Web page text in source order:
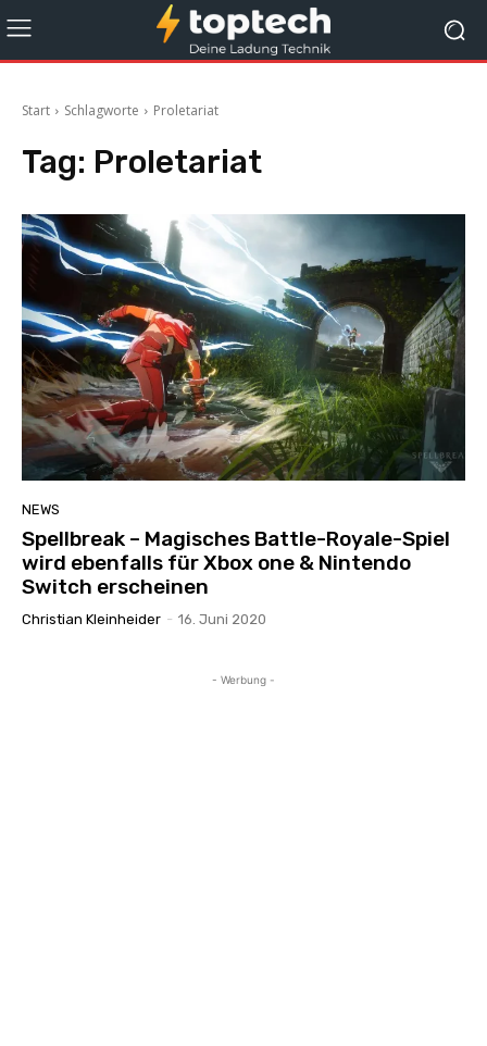
Start Schlagworte Proletariat
Tag: Proletariat
NEWS
Spellbreak – Magisches Battle-Royale-Spiel
wird ebenfalls für Xbox one & Nintendo
Switch erscheinen
Christian Kleinheider - 16. Juni 2020
- Werbung -